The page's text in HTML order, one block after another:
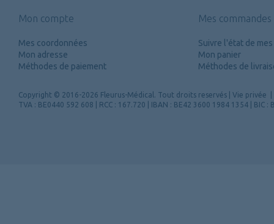
Mon compte
Mes coordonnées
Mon adresse
Méthodes de paiement
Mes commandes
Suivre l'état de
Mon panier
Méthodes de
Copyright © 2016-2026 Fleurus-Médical. Tout droits reservés Vie privée
TVA : BE0440 592 608 | RCC : 167.720 | IBAN : BE42 3600 1984 1354 | BIC :